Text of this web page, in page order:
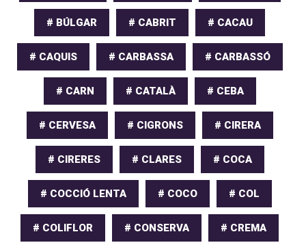
# BÚLGAR # CABRIT # CACAU
# CAQUIS # CARBASSA # CARBASSÓ
# CARN # CATALÀ # CEBA
# CERVESA # CIGRONS # CIRERA
# CIRERES # CLARES # COCA
# COCCIÓ LENTA # COCO # COL
# COLIFLOR # CONSERVA # CREMA